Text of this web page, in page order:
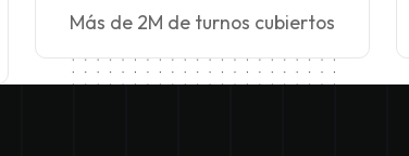
Más de 2M de turnos cubiertos